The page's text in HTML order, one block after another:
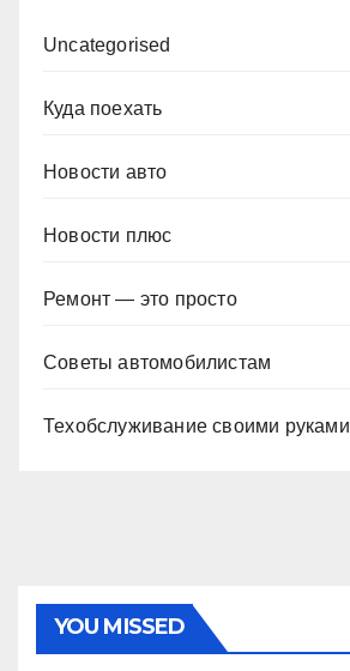
Uncategorised
Куда поехать
Новости авто
Новости плюс
Ремонт — это просто
Советы автомобилистам
Техобслуживание своими руками
YOU MISSED